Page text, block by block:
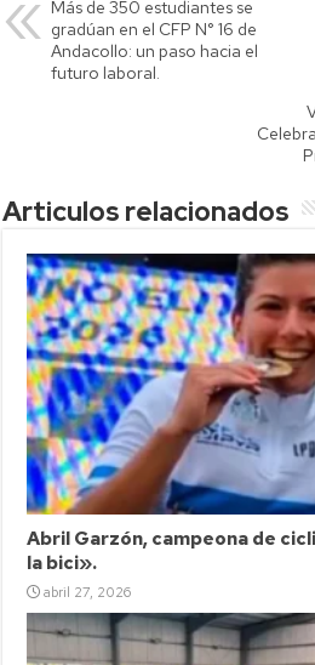
A
p
Li
nk
Más de 350 estudiantes se
gradúan en el CFP N° 16 de
Andacollo: un paso hacia el
futuro laboral.
Articulos relacionados
Abril Garzón, campeona de
la bici».
abril 27, 2026